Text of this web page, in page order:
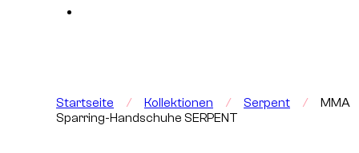
Startseite / Kollektionen / Serpent /
MMA
Sparring-Handschuhe SERPENT